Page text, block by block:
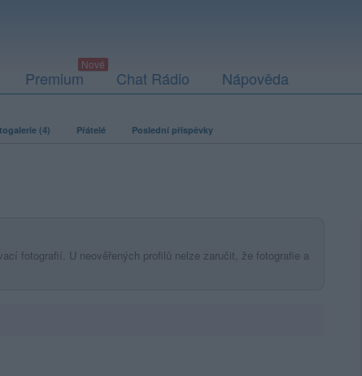
Premium Chat Rádio Nápověda
(4) Přátelé Poslední příspěvky
fotografií. U neověřených profilů nelze zaručit, že fotografie a